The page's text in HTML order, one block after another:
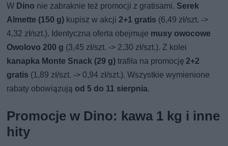
W Dino nie zabraknie też promocji z gratisami. Serek
Almette (150 g) kupisz w akcji2+1 gratis (6,49 zł/szt. ->
4,32 zł/szt.). Identyczna oferta obejmuje musy owocowe
Owolovo 200 g (3,45 zł/szt. -> 2,30 zł/szt.). Z kolei
kanapka Monte Snack (29 g) trafiła na promocję2+2
gratis (1,89 zł/szt. -> 0,94 zł/szt.). Wszystkie wymienione
rabaty obowiązują od 5 do 11 sierpnia.
Promocje w Dino: kawa 1 kg i inne
hity